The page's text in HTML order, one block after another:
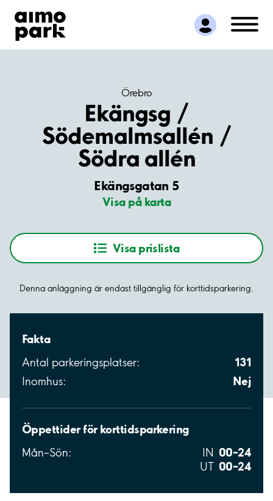
Hitta parkering
Samarbete
Kundservice
Örebro
Ekängsg /
Södemalmsallén /
Södra allén
Ekängsgatan 5
Visa på karta
Visa prislista
Denna anläggning är endast tillgänglig för korttidsparkering.
Fakta
Antal parkeringsplatser: 131
Inomhus: Nej
Öppettider för korttidsparkering
Mån–Sön: IN 00–24
UT 00–24